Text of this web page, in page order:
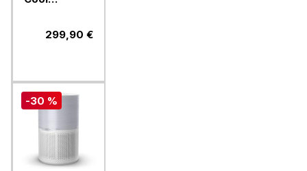
s čistilcem
299,90 €
-30 %